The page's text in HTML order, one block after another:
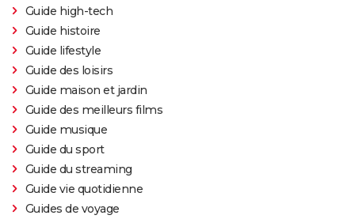
Slalom
Oh Canada : que vaut le film avec Richard Gere et
Jacob Elordi présenté au Festival de Cannes ?
Guide high-tech
Guide histoire
Guide lifestyle
Guide des loisirs
Guide maison et jardin
Guide des meilleurs films
Guide musique
Guide du sport
Guide du streaming
Guide vie quotidienne
Guides de voyage